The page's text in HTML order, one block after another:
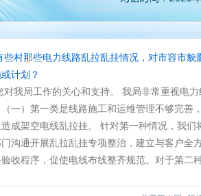
些村那些电力线路乱拉乱挂情况，对市容市
计划？
对我局工作的关心和支持。 我局非常重视电
一）第一类是线路施工和运维管理不够完
成架空电线乱拉挂。 针对第一种情况，我
沟通开展乱拉乱挂专项整治，建立与客户
收程序，促使电线布线整齐规范。对于第